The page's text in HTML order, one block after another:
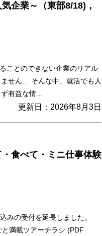
企業～（東部8/18)，
ことのできない企業のリアル
せん… そんな中、就活でも人
有益な情...
更新日：2026年8月3日
食べて・ミニ仕事体験
みの受付を延長しました。
満載ツアーチラシ (PDF